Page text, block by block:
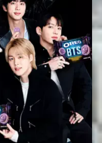
Enviar